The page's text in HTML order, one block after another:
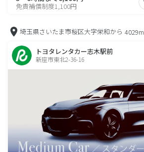
免責補償制度1,100円
埼玉県さいたま市桜区大字栄和から 4029m
トヨタレンタカー志木駅前
新座市東北2-36-16